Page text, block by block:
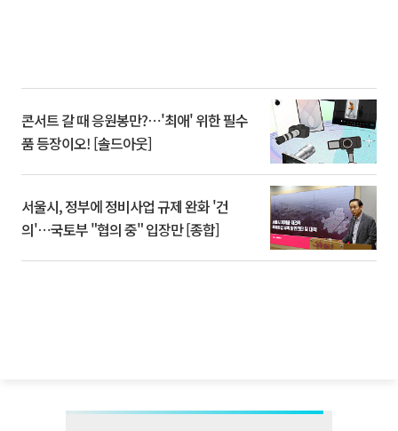
콘서트 갈 때 응원봉만?⋯'최애' 위한 필수
품 등장이오! [솔드아웃]
서울시, 정부에 정비사업 규제 완화 '건
의'⋯국토부 "협의 중" 입장만 [종합]